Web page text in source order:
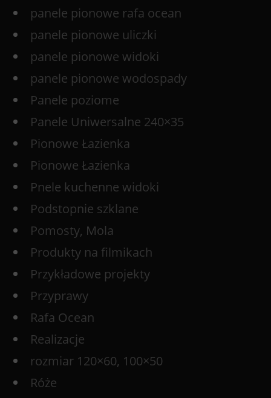
panele pionowe rafa ocean
panele pionowe uliczki
panele pionowe widoki
panele pionowe wodospady
Panele poziome
Panele Uniwersalne 240×35
Pionowe Łazienka
Pionowe Łazienka
Pnele kuchenne widoki
Podstopnie szklane
Pomosty, Mola
Produkty na filmikach
Przykładowe projekty
Przyprawy
Rafa Ocean
Realizacje
rozmiar 120×60, 100×50
Róże